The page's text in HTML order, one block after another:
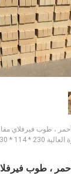
، طوب فيرفلاي
* 65/230 * 114 * 20
فيرفلاي مقاومة